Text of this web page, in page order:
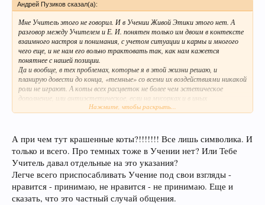
Андрей Пузиков сказал(а):
Мне Учитель этого не говорил. И в Учении Живой Этики этого нет. А
разговор между Учителем и Е. И. понятен только им двоим в контексте
взаимного настроя и понимания, с учетом ситуации и кармы и многого
чего еще, и не нам его вольно трактовать так, как нам кажется
понятнее с нашей позиции.
Да и вообще, в тех проблемах, которые я в этой жизни решаю, и
планирую довести до конца, «темные» со всеми их воздействиями никакой
роли не играют. А коты всех расцветок не более чем эстетическое
дополнение, или антиэстетическое, если на мусорках и в иных
негармоничных ситуациях.Нажмите, чтобы раскрыть...
А при чем тут крашенные коты?!!!!!!! Все лишь символика. И
только и всего. Про темных тоже в Учении нет? Или Тебе
Учитель давал отдельные на это указания?
Легче всего приспосабливать Учение под свои взгляды -
нравится - принимаю, не нравится - не принимаю. Еще и
сказать, что это частный случай общения.